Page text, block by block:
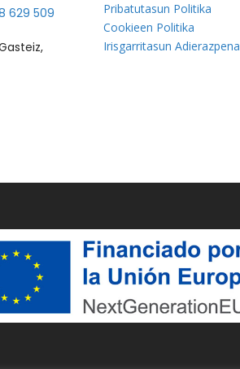
629 509
Pribatutasun Politika
Cookieen Politika
Irisgarritasun Adierazpena